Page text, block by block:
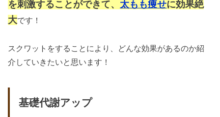
を刺激することができて、 太もも痩せに効果絶
大です！
スクワットをすることにより、どんな効果があるのか紹
介していきたいと思います！
基礎代謝アップ